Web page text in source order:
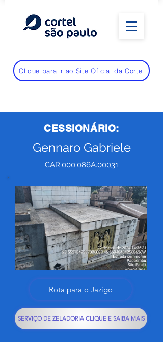
Clique para ir ao Site Oficial da Cortel
CESSIONÁRIO:
Gennaro Gabriele
CAR.000.086A.00031
Rota para o Jazigo
SERVIÇO DE ZELADORIA CLIQUE E SAIBA MAIS